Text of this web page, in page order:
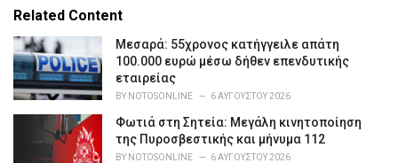
o
r
i
e
s
:
:Related Content
Μεσαρά: 55χρονος κατήγγειλε απάτη
100.000 ευρώ μέσω δήθεν επενδυτικής
εταιρείας
BY NOTOSONLINE 6 ΑΥΓΟΎΣΤΟΥ 2026
Φωτιά στη Σητεία: Μεγάλη κινητοποίηση
της Πυροσβεστικής και μήνυμα 112
BY NOTOSONLINE 6 ΑΥΓΟΎΣΤΟΥ 2026